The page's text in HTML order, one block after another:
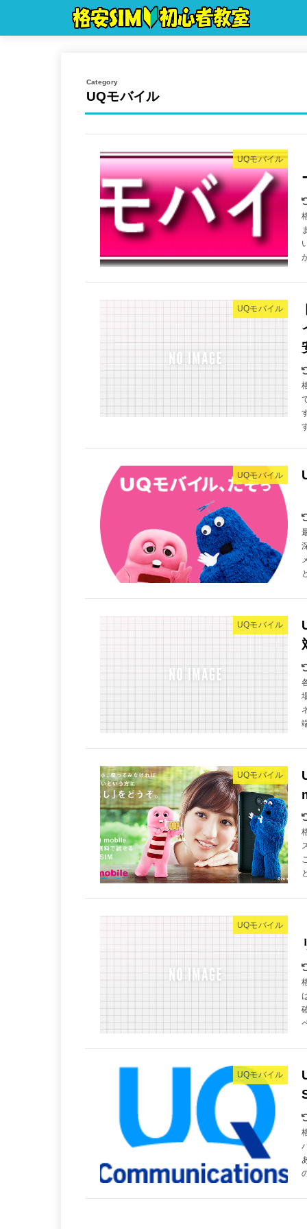
UQモバイル
UQモバイル
UQモバイル
UQモバイル
UQモバイル
UQモバイル
UQモバイル
UQモバイル